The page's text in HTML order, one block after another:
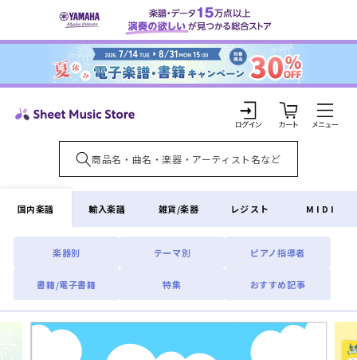
ンツに
ロ
グ
イ
ン
カ
ー
ト
国内楽譜
楽器別 テーマ別 ピアノ指導者
書籍/電子書籍 特集 おすすめ記事
輸入楽譜 雑貨/楽器 レジスト MIDI